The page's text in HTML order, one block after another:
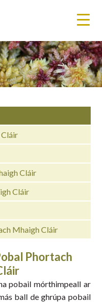
Cláir
Cláir
Mhaigh Cláir
Phortach
pobail mórthimpeall ar
ball de ghrúpa pobail